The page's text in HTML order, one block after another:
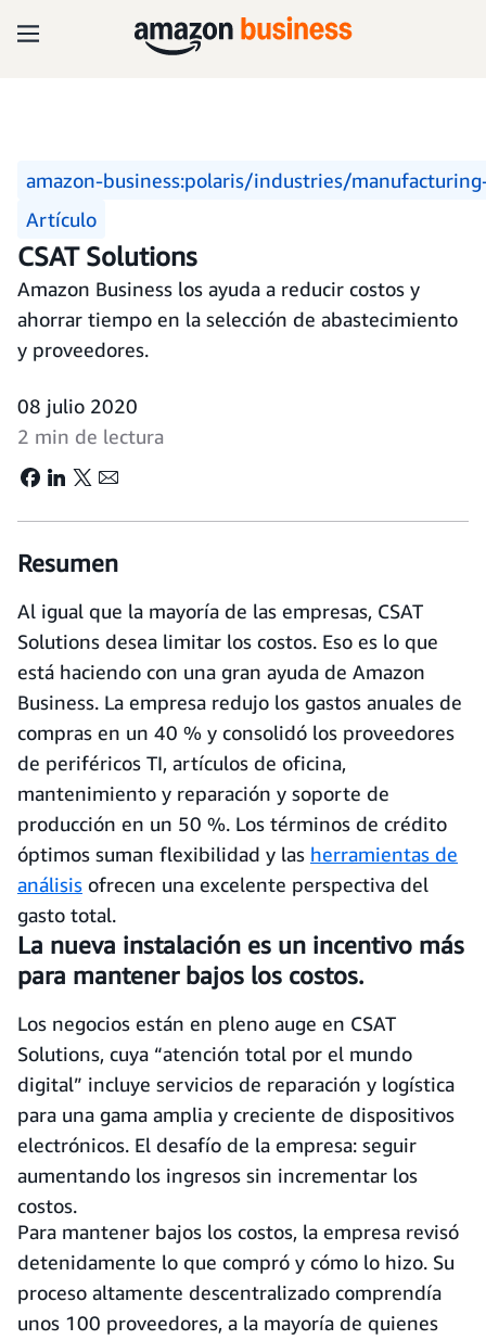
amazon-business:polaris/industries/
Artículo
CSAT Solutions
Amazon Business los ayuda a reducir costos y
ahorrar tiempo en la selección de abastecimiento
y proveedores.
08 julio 2020
2 min de lectura
Resumen
Al igual que la mayoría de las empresas, CSAT
Solutions desea limitar los costos. Eso es lo que
está haciendo con una gran ayuda de Amazon
Business. La empresa redujo los gastos anuales de
compras en un 40 % y consolidó los proveedores
de periféricos TI, artículos de oficina,
mantenimiento y reparación y soporte de
producción en un 50 %. Los términos de crédito
óptimos suman flexibilidad y las herramientas de
análisis ofrecen una excelente perspectiva del
gasto total.
La nueva instalación es un incentivo más
para mantener bajos los costos.
Los negocios están en pleno auge en CSAT
Solutions, cuya “atención total por el mundo
digital” incluye servicios de reparación y logística
para una gama amplia y creciente de dispositivos
electrónicos. El desafío de la empresa: seguir
aumentando los ingresos sin incrementar los
costos.
Para mantener bajos los costos, la empresa revisó
detenidamente lo que compró y cómo lo hizo. Su
proceso altamente descentralizado comprendía
unos 100 proveedores, a la mayoría de quienes